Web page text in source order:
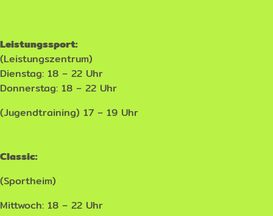
Leistungssport:
(Leistungszentrum)
Dienstag: 18 – 22 Uhr
Donnerstag: 18 – 22 Uhr
(Jugendtraining) 17 – 19 Uhr
Classic:
(Sportheim)
Mittwoch: 18 – 22 Uhr